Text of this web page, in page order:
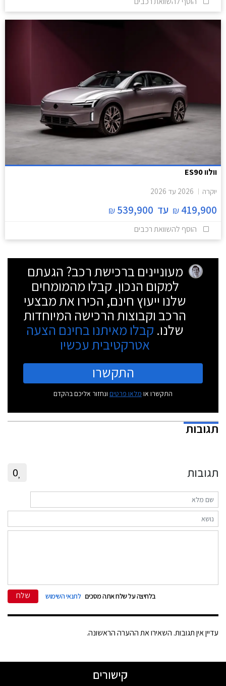
וולוו ES90
יוקרה 2026 עד 2026
419,900
₪ עד 539,900
₪
הוסף להשוואת רכבים
מעוניינים ברכישת רכב? הגעתם
למקום הנכון. קבלו מהמומחים
שלנו ייעוץ חינם, הכירו את מבצעי
הרכב וקבוצות הרכישה המיוחדות
שלנו. קבלו מאיתנו בחינם הצעה
אטרקטיבית עכשיו
התקשרו
התקשרו או מלאו פרטים ונחזור אליכם בהקדם
תגובות
תגובות 0
בלחיצה על שלח אתה מסכים לתנאי השימוש שלח
עדיין אין תגובות. השאירו את ההערה הראשונה.
קישורים